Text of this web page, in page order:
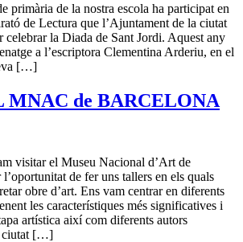
primària de la nostra escola ha participat en
de Lectura que l’Ajuntament de la ciutat
celebrar la Diada de Sant Jordi. Aquest any
a l’escriptora Clementina Arderiu, en el
[…]
MNAC de BARCELONA
visitar el Museu Nacional d’Art de
de fer uns tallers en els quals
obre d’art. Ens vam centrar en diferents
les característiques més significatives i
artística així com diferents autors
ciutat […]